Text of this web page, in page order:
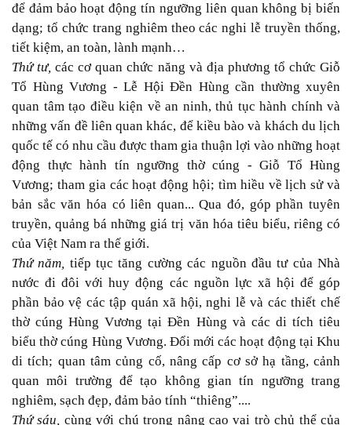
để đảm bảo hoạt động tín ngưỡng liên quan không bị biến
dạng; tổ chức trang nghiêm theo các nghi lễ truyền thống,
tiết kiệm, an toàn, lành mạnh…
Thứ tư, các cơ quan chức năng và địa phương tổ chức Giỗ
Tổ Hùng Vương - Lễ Hội Đền Hùng cần thường xuyên
quan tâm tạo điều kiện về an ninh, thủ tục hành chính và
những vấn đề liên quan khác, để kiều bào và khách du lịch
quốc tế có nhu cầu được tham gia thuận lợi vào những hoạt
động thực hành tín ngưỡng thờ cúng - Giỗ Tổ Hùng
Vương; tham gia các hoạt động hội; tìm hiều về lịch sử và
bản sắc văn hóa có liên quan... Qua đó, góp phần tuyên
truyền, quảng bá những giá trị văn hóa tiêu biểu, riêng có
của Việt Nam ra thế giới.
Thứ năm, tiếp tục tăng cường các nguồn đầu tư của Nhà
nước đi đôi với huy động các nguồn lực xã hội để góp
phần bảo vệ các tập quán xã hội, nghi lễ và các thiết chế
thờ cúng Hùng Vương tại Đền Hùng và các di tích tiêu
biểu thờ cúng Hùng Vương. Đổi mới các hoạt động tại Khu
di tích; quan tâm củng cố, nâng cấp cơ sở hạ tầng, cảnh
quan môi trường để tạo không gian tín ngưỡng trang
nghiêm, sạch đẹp, đảm bảo tính “thiêng”....
Thứ sáu, cùng với chú trọng nâng cao vai trò chủ thể của